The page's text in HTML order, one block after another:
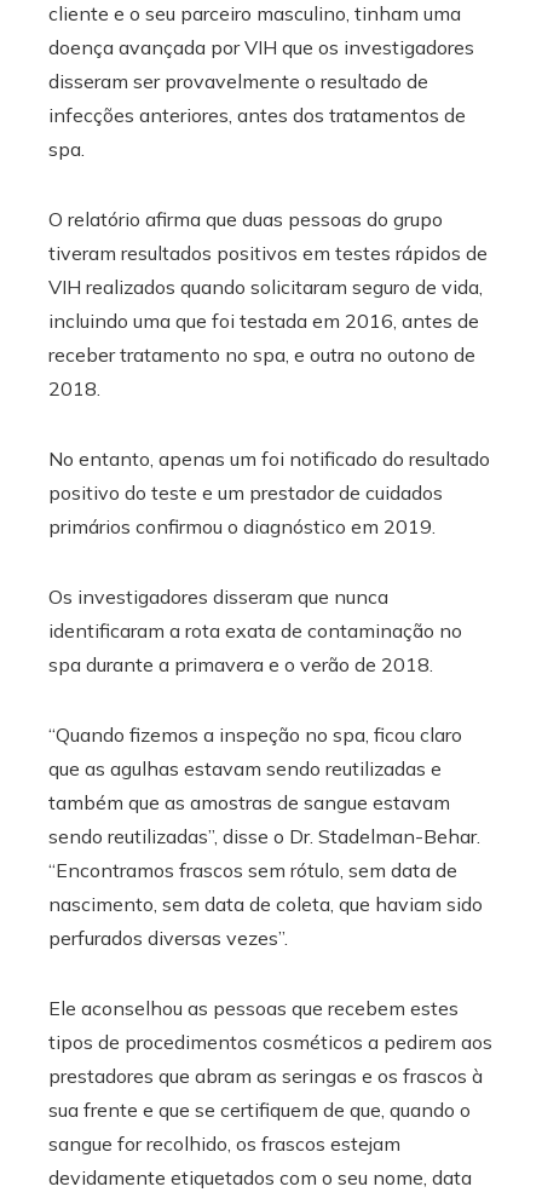
cliente e o seu parceiro masculino, tinham uma
doença avançada por VIH que os investigadores
disseram ser provavelmente o resultado de
infecções anteriores, antes dos tratamentos de
spa.
O relatório afirma que duas pessoas do grupo
tiveram resultados positivos em testes rápidos de
VIH realizados quando solicitaram seguro de vida,
incluindo uma que foi testada em 2016, antes de
receber tratamento no spa, e outra no outono de
2018.
No entanto, apenas um foi notificado do resultado
positivo do teste e um prestador de cuidados
primários confirmou o diagnóstico em 2019.
Os investigadores disseram que nunca
identificaram a rota exata de contaminação no
spa durante a primavera e o verão de 2018.
“Quando fizemos a inspeção no spa, ficou claro
que as agulhas estavam sendo reutilizadas e
também que as amostras de sangue estavam
sendo reutilizadas”, disse o Dr. Stadelman-Behar.
“Encontramos frascos sem rótulo, sem data de
nascimento, sem data de coleta, que haviam sido
perfurados diversas vezes”.
Ele aconselhou as pessoas que recebem estes
tipos de procedimentos cosméticos a pedirem aos
prestadores que abram as seringas e os frascos à
sua frente e que se certifiquem de que, quando o
sangue for recolhido, os frascos estejam
devidamente etiquetados com o seu nome, data